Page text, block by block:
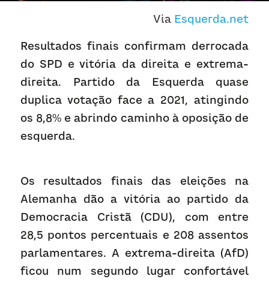
Via Esquerda.net
Resultados finais confirmam derrocada
do SPD e vitória da direita e extrema-
direita. Partido da Esquerda quase
duplica votação face a 2021, atingindo
os 8,8% e abrindo caminho à oposição de
esquerda.
Os resultados finais das eleições na
Alemanha dão a vitória ao partido da
Democracia Cristã (CDU), com entre
28,5 pontos percentuais e 208 assentos
parlamentares. A extrema-direita (AfD)
ficou num segundo lugar confortável